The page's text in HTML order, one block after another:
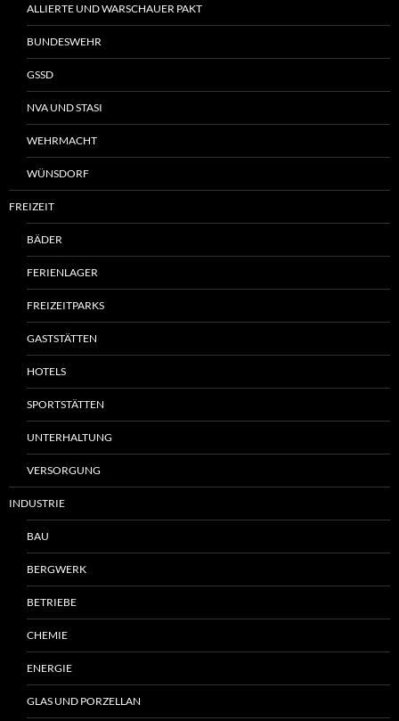
ALLIERTE UND WARSCHAUER PAKT
BUNDESWEHR
GSSD
NVA UND STASI
WEHRMACHT
WÜNSDORF
FREIZEIT
BÄDER
FERIENLAGER
FREIZEITPARKS
GASTSTÄTTEN
HOTELS
SPORTSTÄTTEN
UNTERHALTUNG
VERSORGUNG
INDUSTRIE
BAU
BERGWERK
BETRIEBE
CHEMIE
ENERGIE
GLAS UND PORZELLAN